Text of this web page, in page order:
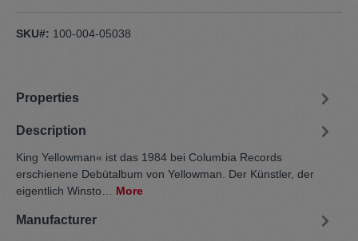
SKU#: 100-004-05038
Properties
Description
King Yellowman« ist das 1984 bei Columbia Records
erschienene Debütalbum von Yellowman. Der Künstler, der
eigentlich Winsto… More
Manufacturer